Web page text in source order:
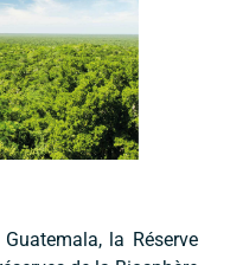
la Réserve